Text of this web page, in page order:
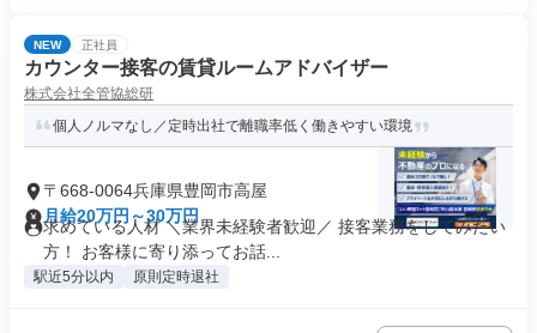
NEW 正社員
カウンター接客の賃貸ルームアドバイザー
株式会社全管協総研
個人ノルマなし／定時出社で離職率低く働きやすい環境
〒668-0064兵庫県豊岡市高屋
月給20万円～30万円
求めている人材 ＼業界未経験者歓迎／ 接客業務をしてみたい
方！ お客様に寄り添ってお話...
駅近5分以内 原則定時退社